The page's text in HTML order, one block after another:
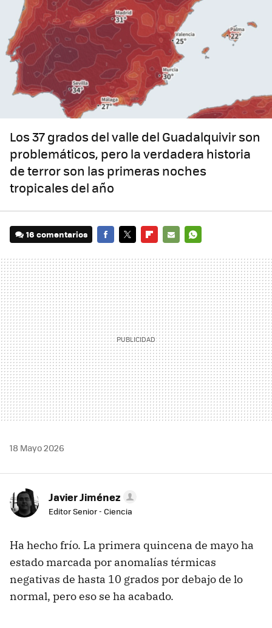
Los 37 grados del valle del Guadalquivir son
problemáticos, pero la verdadera historia
de terror son las primeras noches
tropicales del año
16 comentarios
MAIL
18 Mayo 2026
Javier Jiménez
Editor Senior - Ciencia
Ha hecho frío. La primera quincena de mayo ha
estado marcada por anomalías térmicas
negativas de hasta 10 grados por debajo de lo
normal, pero eso se ha acabado.